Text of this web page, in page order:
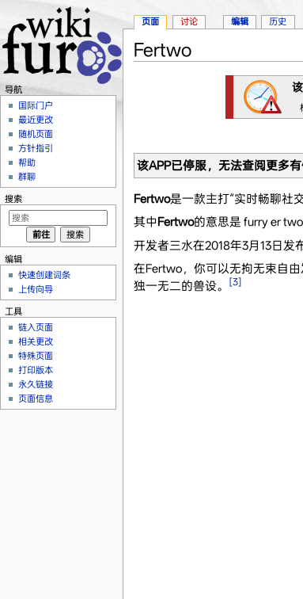
Fertwo
该APP已停服，无法查阅更多
Fertwo是一款主打“实时畅聊社
其中Fertwo的意思是 furry er
开发者三水在2018年3月13日发
在Fertwo，你可以无拘无束自
独一无二的兽设。
[3]
页面 讨论 编辑 历史
导航
国际门户
最近更改
随机页面
方针指引
帮助
群聊
搜索
编辑
快速创建词条
上传向导
工具
链入页面
相关更改
特殊页面
打印版本
永久链接
页面信息